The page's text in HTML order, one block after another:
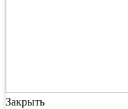
Закрыть